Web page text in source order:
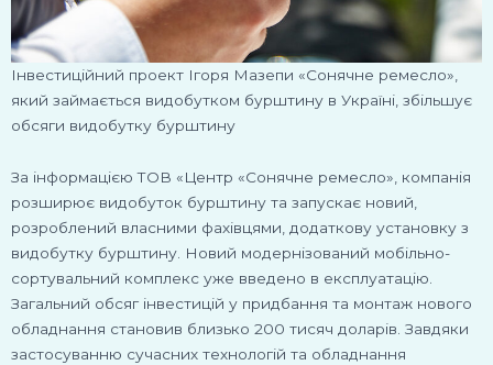
Інвестиційний проект Ігоря Мазепи «Сонячне ремесло»,
який займається видобутком бурштину в Україні, збільшує
обсяги видобутку бурштину
За інформацією ТОВ «Центр «Сонячне ремесло», компанія
розширює видобуток бурштину та запускає новий,
розроблений власними фахівцями, додаткову установку з
видобутку бурштину. Новий модернізований мобільно-
сортувальний комплекс уже введено в експлуатацію.
Загальний обсяг інвестицій у придбання та монтаж нового
обладнання становив близько 200 тисяч доларів. Завдяки
застосуванню сучасних технологій та обладнання